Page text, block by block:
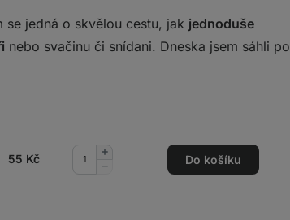
jedná o skvělou cestu, jak jednoduše
nebo svačinu či snídani. Dneska jsem sáhli po
55 Kč
Přidat
Do košíku